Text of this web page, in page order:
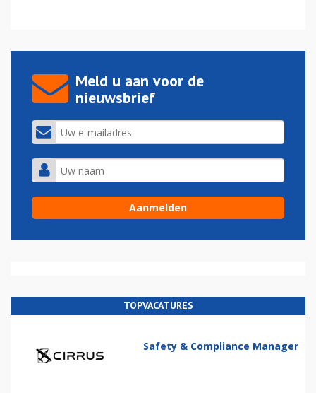
Meld u aan voor de
nieuwsbrief
TOPVACATURES
Safety & Compliance Manager